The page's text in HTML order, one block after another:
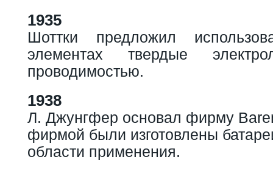
1935
Шоттки предложил
элементах твердые
проводимостью.
1938
Л. Джунгфер основал фирму
фирмой были изготовлены
области применения.